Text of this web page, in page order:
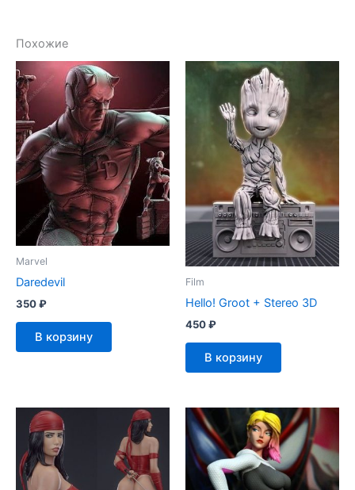
Похожие
Marvel
Daredevil
350₽
В корзину
Film
Hello! Groot + Stereo 3D
450₽
В корзину